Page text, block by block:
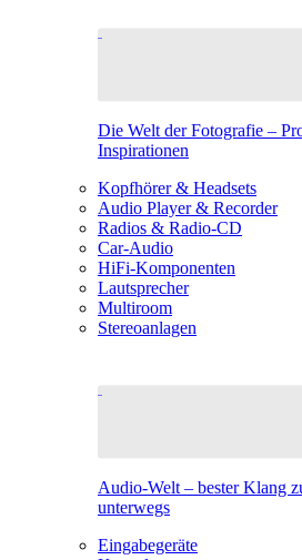
Die Welt der Fotografie –
Inspirationen
Kopfhörer & Headsets
Audio Player & Recorder
Radios & Radio-CD
Car-Audio
HiFi-Komponenten
Lautsprecher
Multiroom
Stereoanlagen
Audio-Welt – bester Klang
unterwegs
Eingabegeräte